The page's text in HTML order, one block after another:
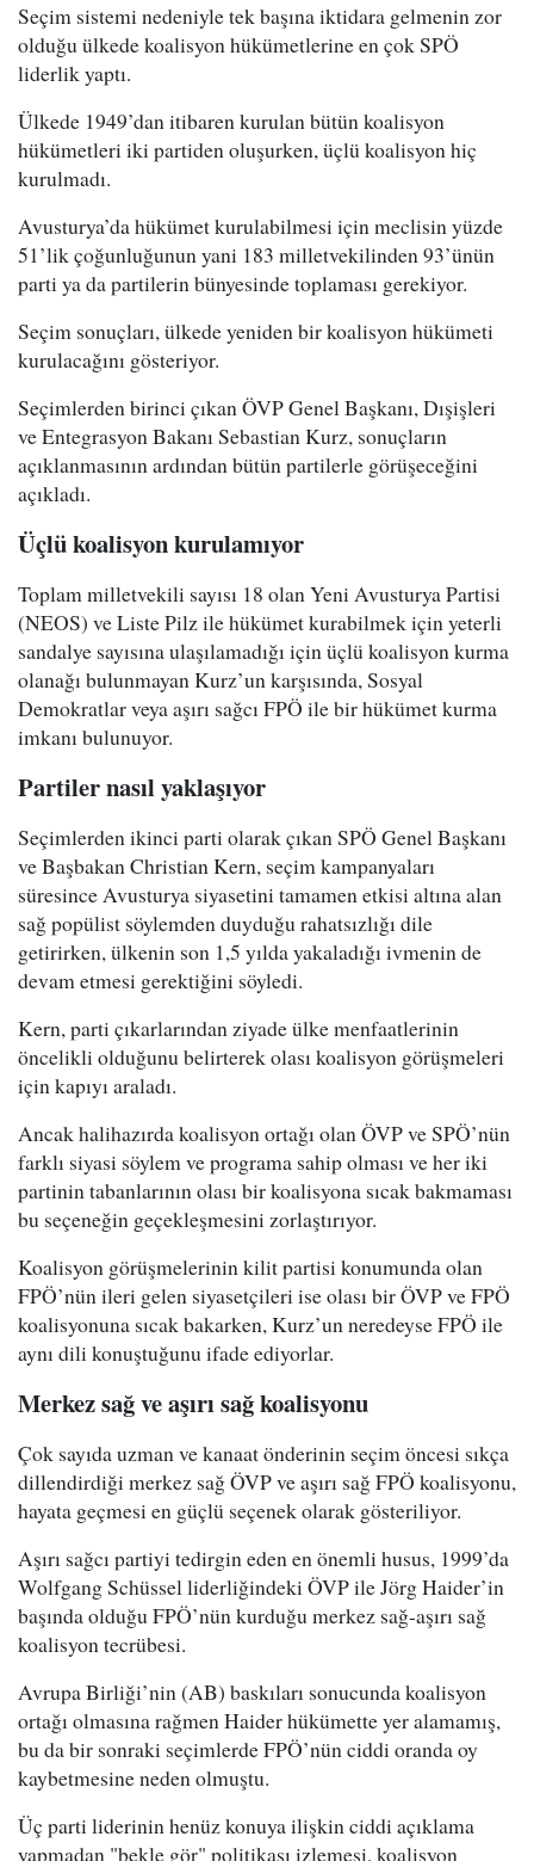
Seçim sistemi nedeniyle tek başına iktidara gelmenin zor
olduğu ülkede koalisyon hükümetlerine en çok SPÖ
liderlik yaptı.
Ülkede 1949’dan itibaren kurulan bütün koalisyon
hükümetleri iki partiden oluşurken, üçlü koalisyon hiç
kurulmadı.
Avusturya’da hükümet kurulabilmesi için meclisin yüzde
51’lik çoğunluğunun yani 183 milletvekilinden 93’ünün
parti ya da partilerin bünyesinde toplaması gerekiyor.
Seçim sonuçları, ülkede yeniden bir koalisyon hükümeti
kurulacağını gösteriyor.
Seçimlerden birinci çıkan ÖVP Genel Başkanı, Dışişleri
ve Entegrasyon Bakanı Sebastian Kurz, sonuçların
açıklanmasının ardından bütün partilerle görüşeceğini
açıkladı.
Üçlü koalisyon kurulamıyor
Toplam milletvekili sayısı 18 olan Yeni Avusturya Partisi
(NEOS) ve Liste Pilz ile hükümet kurabilmek için yeterli
sandalye sayısına ulaşılamadığı için üçlü koalisyon kurma
olanağı bulunmayan Kurz’un karşısında, Sosyal
Demokratlar veya aşırı sağcı FPÖ ile bir hükümet kurma
imkanı bulunuyor.
Partiler nasıl yaklaşıyor
Seçimlerden ikinci parti olarak çıkan SPÖ Genel Başkanı
ve Başbakan Christian Kern, seçim kampanyaları
süresince Avusturya siyasetini tamamen etkisi altına alan
sağ popülist söylemden duyduğu rahatsızlığı dile
getirirken, ülkenin son 1,5 yılda yakaladığı ivmenin de
devam etmesi gerektiğini söyledi.
Kern, parti çıkarlarından ziyade ülke menfaatlerinin
öncelikli olduğunu belirterek olası koalisyon görüşmeleri
için kapıyı araladı.
Ancak halihazırda koalisyon ortağı olan ÖVP ve SPÖ’nün
farklı siyasi söylem ve programa sahip olması ve her iki
partinin tabanlarının olası bir koalisyona sıcak bakmaması
bu seçeneğin geçekleşmesini zorlaştırıyor.
Koalisyon görüşmelerinin kilit partisi konumunda olan
FPÖ’nün ileri gelen siyasetçileri ise olası bir ÖVP ve FPÖ
koalisyonuna sıcak bakarken, Kurz’un neredeyse FPÖ ile
aynı dili konuştuğunu ifade ediyorlar.
Merkez sağ ve aşırı sağ koalisyonu
Çok sayıda uzman ve kanaat önderinin seçim öncesi sıkça
dillendirdiği merkez sağ ÖVP ve aşırı sağ FPÖ koalisyonu,
hayata geçmesi en güçlü seçenek olarak gösteriliyor.
Aşırı sağcı partiyi tedirgin eden en önemli husus, 1999’da
Wolfgang Schüssel liderliğindeki ÖVP ile Jörg Haider’in
başında olduğu FPÖ’nün kurduğu merkez sağ-aşırı sağ
koalisyon tecrübesi.
Avrupa Birliği’nin (AB) baskıları sonucunda koalisyon
ortağı olmasına rağmen Haider hükümette yer alamamış,
bu da bir sonraki seçimlerde FPÖ’nün ciddi oranda oy
kaybetmesine neden olmuştu.
Üç parti liderinin henüz konuya ilişkin ciddi açıklama
yapmadan "bekle gör" politikası izlemesi, koalisyon